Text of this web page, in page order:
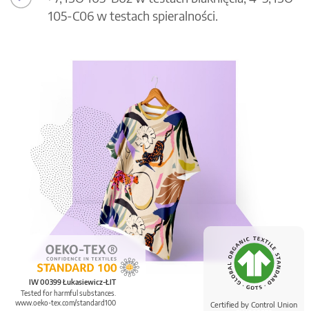
Certified by Control Union
IW 00399 Łukasiewicz-ŁIT
Tested for harmful substances.
www.oeko-tex.com/standard100
105-C06 w testach spieralności.